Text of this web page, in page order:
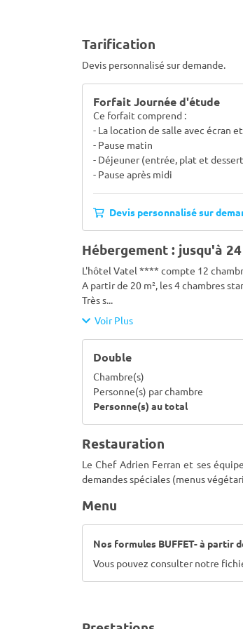
Tarification
Devis personnalisé sur demande.
Forfait Journée d'étude
Ce forfait comprend :
- La location de salle avec écran
- Pause matin
- Déjeuner (entrée, plat et
- Pause après midi
Devis personnalisé sur
Hébergement : jusqu'à
L'hôtel Vatel **** compte 12
A partir de 20 m², les 4 chambres
Très s...
Voir Plus
Double
Chambre(s)
Personne(s) par chambre
Personne(s) au total
Restauration
Le Chef Adrien Ferran et ses
demandes spéciales (menus
Menu
Nos formules BUFFET- à partir
Vous pouvez consulter notre